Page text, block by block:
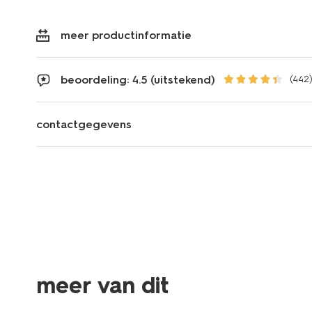
meer productinformatie
beoordeling: 4.5 (uitstekend) (442)
contactgegevens
meer van dit